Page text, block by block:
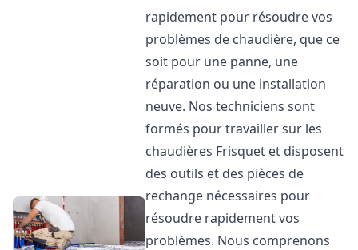
rapidement pour résoudre vos
problèmes de chaudière, que ce
soit pour une panne, une
réparation ou une installation
neuve. Nos techniciens sont
formés pour travailler sur les
chaudières Frisquet et disposent
des outils et des pièces de
rechange nécessaires pour
résoudre rapidement vos
problèmes. Nous comprenons